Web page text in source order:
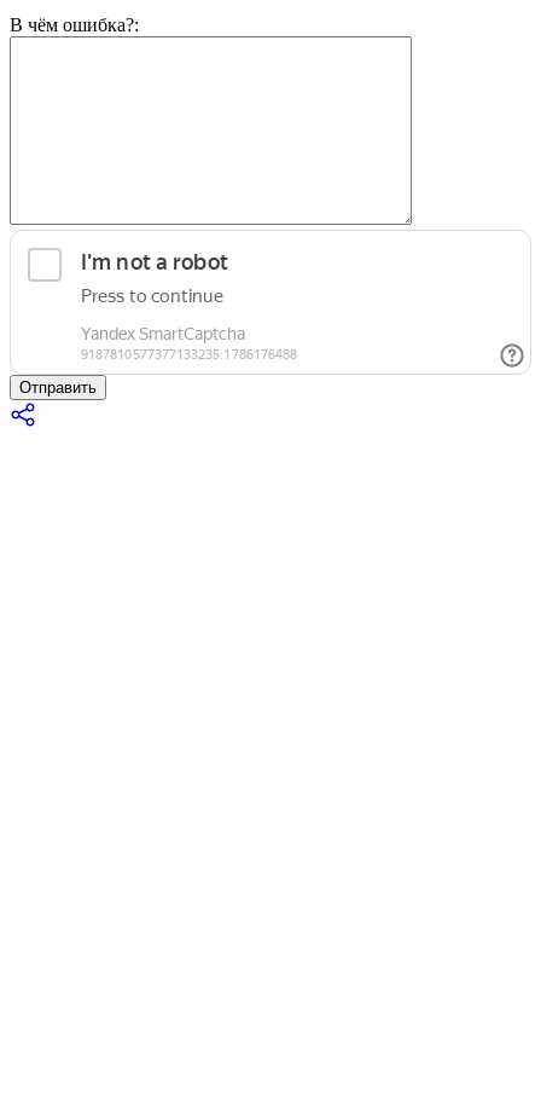
В чём ошибка?:
Отправить